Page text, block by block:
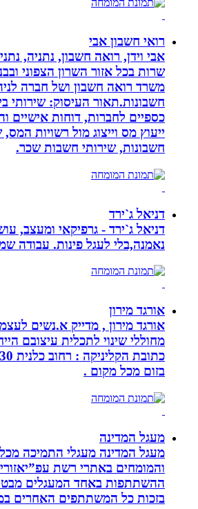
רואי חשבון אבי
אבי וידן, רואה חשבון, נתניה, נתניה
שרות בכל אזור השרון הצפוני ובבני
משרד רואה חשבון ושל חברה לניהול
חשבונות.תאור העיסוק: שירותי
כספיים לחברות, דוחות אישיים
ייעוץ מס וייצוג מול רשויות המס,
חשבונות, שירותי חשבות שכר.
דניאל ג`ירד
דניאל ג`ירד - גרפיקאי ומעצב, עושה
נאמנה,בלי לעגל פינות. עבודה
אורגד מירון
אורגד מירון , מדייק א.נשים לעצמם
מחוללי שינוי לתכלית עיצובם
כתובת
בזום מכל מקום .
מעגל המדינה
מעגל המדינה מעגלי התמיכה מכל
והמומחים באתרי רשת עפ”יאזורים
ההשתתפות באחד המעגלים מבטיחה
בזכות כל המשתתפים האחרים במעגל